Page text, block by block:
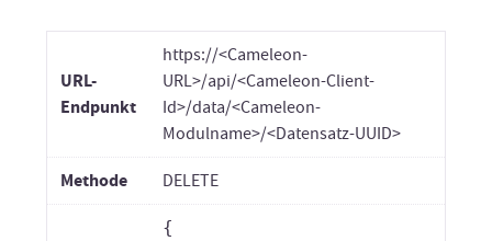
URL-
Endpunkt
https://<Cameleon-
URL>/api/<Cameleon-Client-
Id>/data/<Cameleon-
Modulname>/<Datensatz-UUID>
Methode DELETE
{